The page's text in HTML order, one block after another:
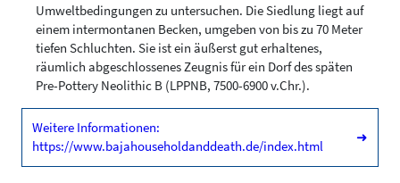
Umweltbedingungen zu untersuchen. Die Siedlung liegt auf
einem intermontanen Becken, umgeben von bis zu 70 Meter
tiefen Schluchten. Sie ist ein äußerst gut erhaltenes,
räumlich abgeschlossenes Zeugnis für ein Dorf des späten
Pre-Pottery Neolithic B (LPPNB, 7500-6900 v.Chr.).
Weitere Informationen:
https://www.bajahouseholdanddeath.de/index.html
➜